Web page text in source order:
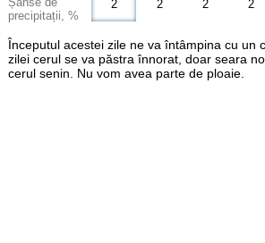
precipitații, %
2
2
2
2
Începutul acestei zile ne va întâmpina cu un
zilei cerul se va păstra înnorat, doar seara
cerul senin. Nu vom avea parte de ploaie.